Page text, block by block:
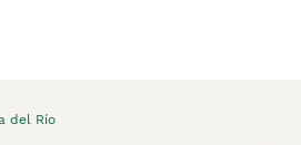
del Río